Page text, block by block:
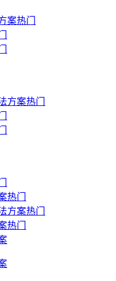
案热门
方案热门
热门
方案热门
热门